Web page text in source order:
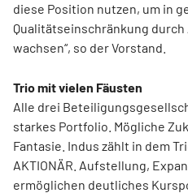
diese Position nutzen, um in
Qualitätseinschränkung
wachsen“, so der Vorstand.
Trio mit vielen Fäusten
Alle drei
starkes Portfolio. Mögliche
Fantasie. Indus zählt in dem
AKTIONÄR. Aufstellung,
ermöglichen deutliches